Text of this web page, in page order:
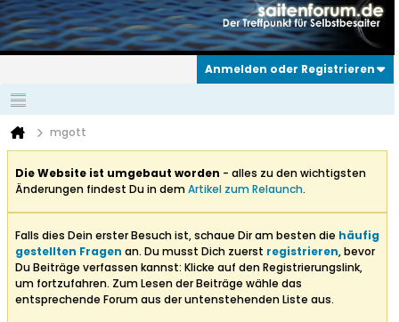
Anmelden oder Registrieren
mgott
Die Website ist umgebaut worden - alles zu den wichtigsten
Änderungen findest Du in demArtikel zum Relaunch.
Falls dies Dein erster Besuch ist, schaue Dir am besten die häufig
gestellten Fragen an. Du musst Dich zuerst registrieren, bevor
Du Beiträge verfassen kannst: Klicke auf den Registrierungslink,
um fortzufahren. Zum Lesen der Beiträge wähle das
entsprechende Forum aus der untenstehenden Liste aus.